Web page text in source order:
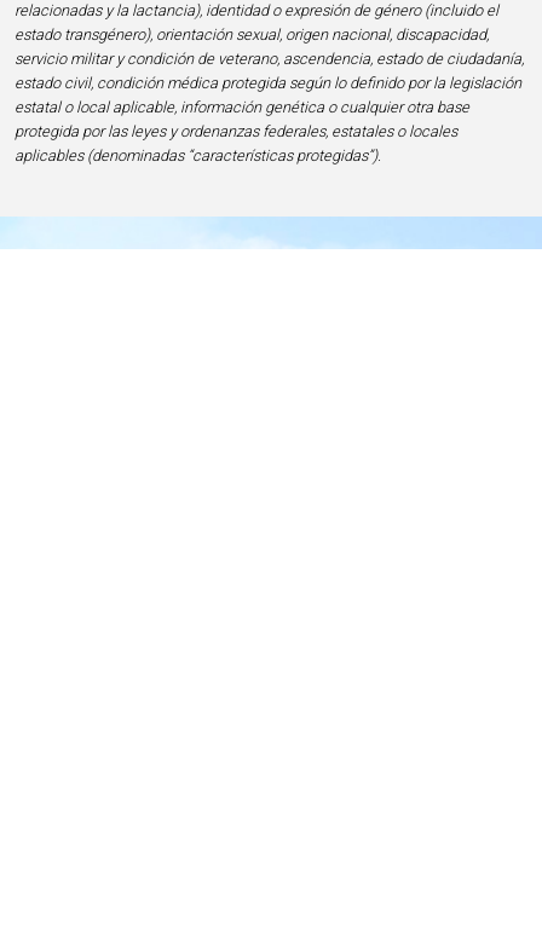
relacionadas y la lactancia), identidad o expresión de género (incluido el
estado transgénero), orientación sexual, origen nacional, discapacidad,
servicio militar y condición de veterano, ascendencia, estado de ciudadanía,
estado civil, condición médica protegida según lo definido por la legislación
estatal o local aplicable, información genética o cualquier otra base
protegida por las leyes y ordenanzas federales, estatales o locales
aplicables (denominadas “características protegidas”).